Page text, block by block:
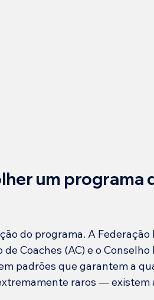
um programa
do programa. A
Coaches (AC) e o
padrões que garantem a
raros — existem